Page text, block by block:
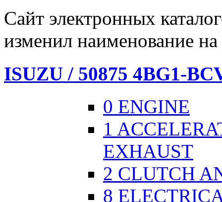
Сайт электронных
изменил наименование на
ISUZU / 50875 4BG1-
0 ENGINE
1
EXHAUST
2 CLUTCH
8